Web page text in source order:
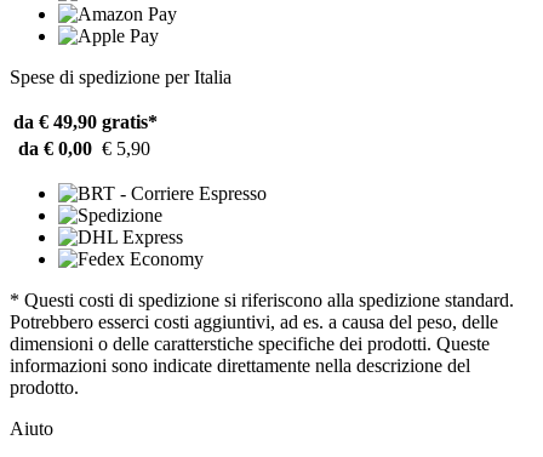
Spese di spedizione per Italia
da € 49,90 gratis*
da € 0,00 € 5,90
* Questi costi di spedizione si riferiscono alla spedizione standard.
Potrebbero esserci costi aggiuntivi, ad es. a causa del peso, delle
dimensioni o delle caratterstiche specifiche dei prodotti. Queste
informazioni sono indicate direttamente nella descrizione del
prodotto.
Aiuto